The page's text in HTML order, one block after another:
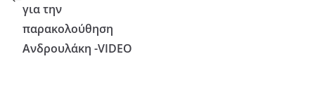
για την
παρακολούθηση
Ανδρουλάκη -VIDEO